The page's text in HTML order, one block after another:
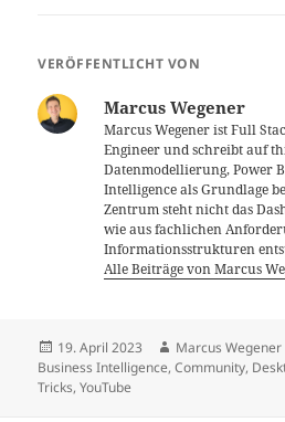
VERÖFFENTLICHT VON
Marcus Wegener
Marcus Wegener ist Full
Engineer und schreibt auf
Datenmodellierung, Power
Intelligence als Grundlage
Zentrum steht nicht das
wie aus fachlichen
Informationsstrukturen
Alle Beiträge von Marcus
Veröffentlicht
am
19. April 2023 Autor
Marcus Wegener
Business Intelligence,Community,
Tricks,YouTube